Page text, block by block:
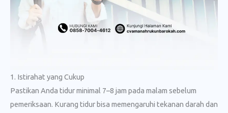
1. Istirahat yang Cukup
Pastikan Anda tidur minimal 7–8 jam pada malam sebelum
pemeriksaan. Kurang tidur bisa memengaruhi tekanan darah dan